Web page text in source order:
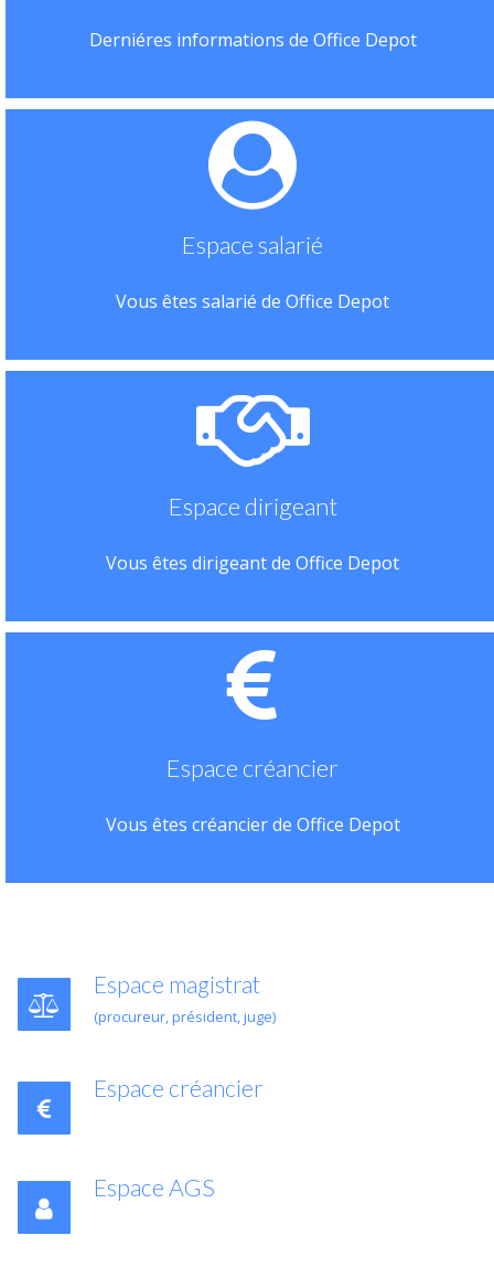
Derniéres informations de Office Depot
Espace salarié
Vous êtes salarié de Office Depot
Espace dirigeant
Vous êtes dirigeant de Office Depot
Espace créancier
Vous êtes créancier de Office Depot
Espace magistrat
(procureur, président, juge)
Espace créancier
Espace AGS